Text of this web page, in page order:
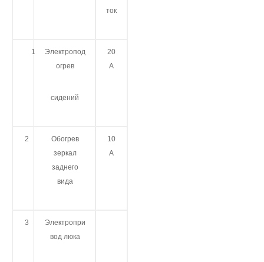
ток
1
Электропод
огрев
сидений
20
А
2
Обогрев
зеркал
заднего
вида
10
А
3
Электропри
вод люка